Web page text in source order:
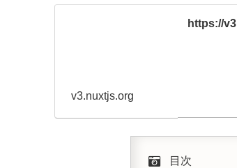
https://
v3.nuxtjs.org
目次